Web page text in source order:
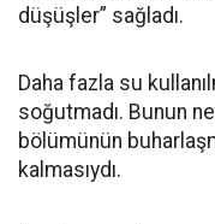
düşüşler” sağladı.
Daha fazla su
soğutmadı. Bunun
bölümünün
kalmasıydı.